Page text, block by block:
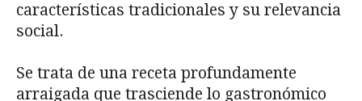
características tradicionales y su relevancia
social.
Se trata de una receta profundamente
arraigada que trasciende lo gastronómico